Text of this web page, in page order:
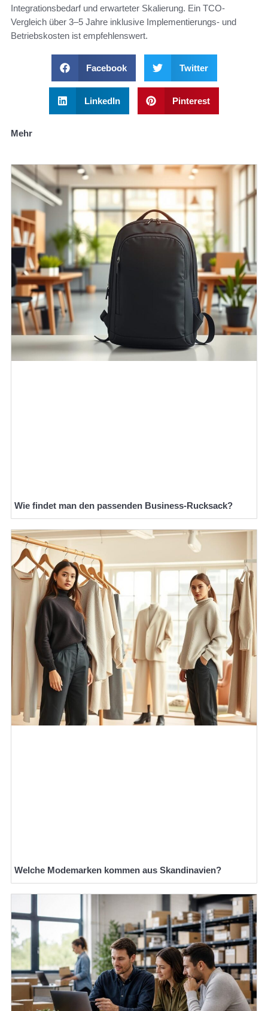
Integrationsbedarf und erwarteter Skalierung. Ein TCO-
Vergleich über 3–5 Jahre inklusive Implementierungs- und
Betriebskosten ist empfehlenswert.
Facebook Twitter
LinkedIn Pinterest
Mehr
Wie findet man den passenden Business-Rucksack?
Welche Modemarken kommen aus Skandinavien?